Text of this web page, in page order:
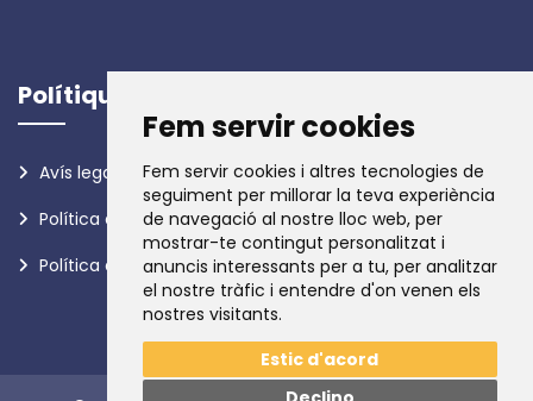
Fem servir cookies
Fem servir cookies i altres tecnologies de
seguiment per millorar la teva experiència
de navegació al nostre lloc web, per
mostrar-te contingut personalitzat i
anuncis interessants per a tu, per analitzar
el nostre tràfic i entendre d'on venen els
nostres visitants.
Estic d'acord
Polítiques
Avís legal
Política de privadesa
Política de galetes